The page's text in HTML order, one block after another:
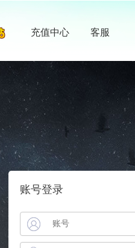
充值中心 客服
账号登录